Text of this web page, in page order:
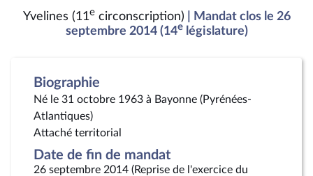
Yvelines (11ecirconscription)
| Mandat clos le 26
septembre 2014 (14elégislature)
Biographie
Né le 31 octobre 1963 à Bayonne (Pyrénées-
Atlantiques)
Attaché territorial
Date de fin de mandat
26 septembre 2014 (Reprise de l'exercice du